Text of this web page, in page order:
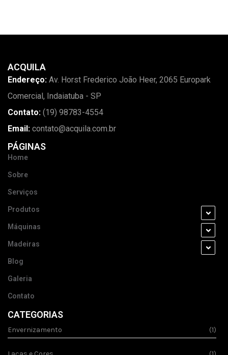
ACQUILA
Endereço: Av. Horst Frederico João Heer, 2065 Europark
Comercial, Indaiatuba - SP
Contato: (19) 98783-4554
Email: contato@acquila.com.br
PÁGINAS
Home
Sobre
Serviços
Produtos
Máquinas
Madeiras
Blog
Galeria
Contato
CATEGORIAS
Envernizamento (1)